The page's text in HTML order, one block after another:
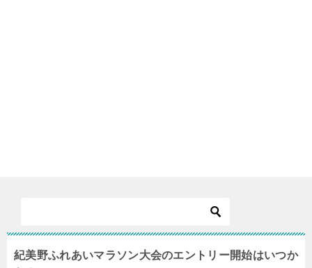
紀美野ふれあいマラソン大会のエントリー開始はいつか